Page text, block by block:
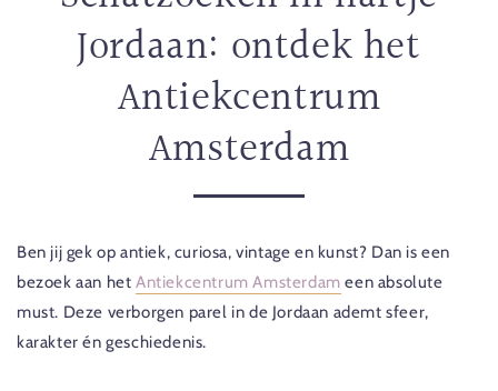
Jordaan: ontdek het
Antiekcentrum
Amsterdam
Ben jij gek op antiek, curiosa, vintage en kunst? Dan is een
bezoek aan het Antiekcentrum Amsterdam een absolute
must. Deze verborgen parel in de Jordaan ademt sfeer,
karakter én geschiedenis.